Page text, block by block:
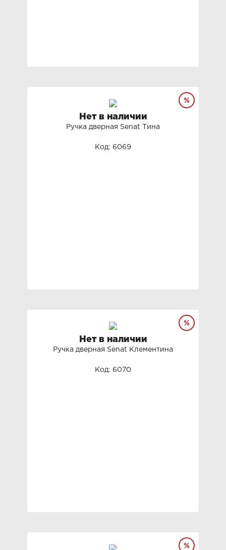
Нет в наличии
Ручка дверная Senat Тина
Код: 6069
Нет в наличии
Ручка дверная Senat Клементина
Код: 6070